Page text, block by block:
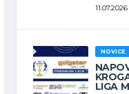
11.07.2026
NOVICE
LIGA